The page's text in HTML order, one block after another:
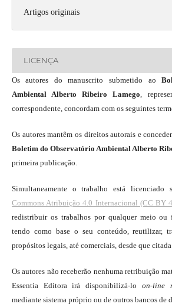
Artigos originais
LICENÇA
Os autores do manuscrito submetido ao
Ambiental Alberto Ribeiro Lamego ,
correspondente, concordam com os seguintes
Os autores mantêm os direitos autorais e
Boletim do Observatório Ambiental Alberto
primeira publicação.
Simultaneamente o trabalho está licenciado
Commons Atribuição 4.0 Internacional (CC BY
redistribuir os trabalhos por qualquer meio ou
tendo como base o seu conteúdo, reutilizar,
propósitos legais, até comerciais, desde que citada
Os autores não receberão nenhuma retribuição
Essentia Editora irá disponibilizá-lo on-line
mediante sistema próprio ou de outros bancos de